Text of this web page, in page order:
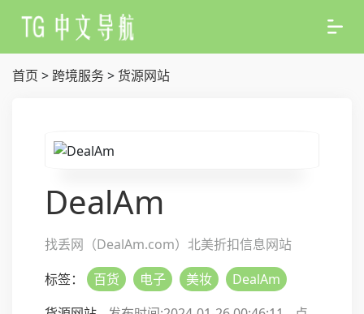
首页 > 跨境服务>货源网站
DealAm
找丢网（DealAm.com）北美折扣信息网站
标签：
百货 电子 美妆
DealAm